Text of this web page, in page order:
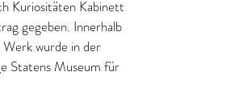
Kuriositäten Kabinett
gegeben. Innerhalb
wurde in der
Statens Museum für